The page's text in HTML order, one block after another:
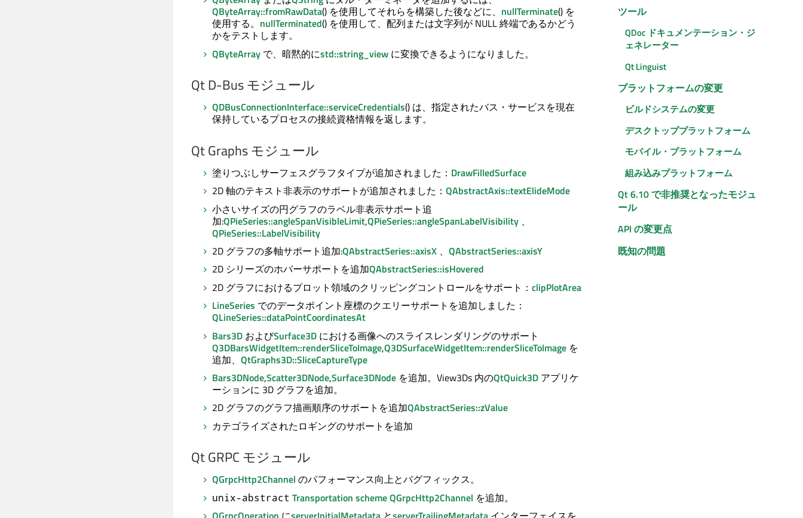
QByteArray::fromRawData() を使用してそれらを構築した後などに、 nullTerminate() を
使用する。 nullTerminated() を使用して、配列または文字列が NULL 終端であるかどう
かをテストします。
QByteArray で、暗黙的にstd::string_view に変換できるようになりました。
Qt D-Busモジュール
QDBusConnectionInterface::serviceCredentials() は、指定されたバス・サービスを現在
保持しているプロセスの接続資格情報を返します。
Qt Graphsモジュール
塗りつぶしサーフェスグラフタイプが追加されました： DrawFilledSurface
2D 軸のテキスト非表示のサポートが追加されました： QAbstractAxis::textElideMode
小さいサイズの円グラフのラベル非表示サポート追
加:QPieSeries::angleSpanVisibleLimit,QPieSeries::angleSpanLabelVisibility 、
QPieSeries::LabelVisibility
2D グラフの多軸サポート追加:QAbstractSeries::axisX 、 QAbstractSeries::axisY
2D シリーズのホバーサポートを追加QAbstractSeries::isHovered
2D グラフにおけるプロット領域のクリッピングコントロールをサポート： clipPlotArea
LineSeries でのデータポイント座標のクエリーサポートを追加しました：
QLineSeries::dataPointCoordinatesAt
Bars3D およびSurface3D における画像へのスライスレンダリングのサポート
Q3DBarsWidgetItem::renderSliceToImage,Q3DSurfaceWidgetItem::renderSliceToImage を
追加、 QtGraphs3D::SliceCaptureType
Bars3DNode,Scatter3DNode,Surface3DNode を追加。View3Ds 内のQtQuick3D アプリケ
ーションに 3D グラフを追加。
2D グラフのグラフ描画順序のサポートを追加QAbstractSeries::zValue
カテゴライズされたロギングのサポートを追加
Qt GRPC モジュール
QGrpcHttp2Channel のパフォーマンス向上とバグフィックス。
unix-abstract Transportation schemeQGrpcHttp2Channel を追加。
ツール
QDoc ドキュメンテーション・ジ
ェネレーター
Qt Linguist
プラットフォームの変更
ビルドシステムの変更
デスクトッププラットフォーム
モバイル・プラットフォーム
組み込みプラットフォーム
Qt 6.10 で非推奨となったモジュ
ール
API の変更点
既知の問題